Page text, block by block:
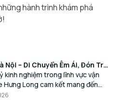
hành trình khám phá
Nội – Di Chuyển Êm Ái, Đón Trả
Hưng Long
kinh nghiệm trong lĩnh vực vận
Hưng Long cam kết mang đến
hành trình di chuyển trọn vẹn,